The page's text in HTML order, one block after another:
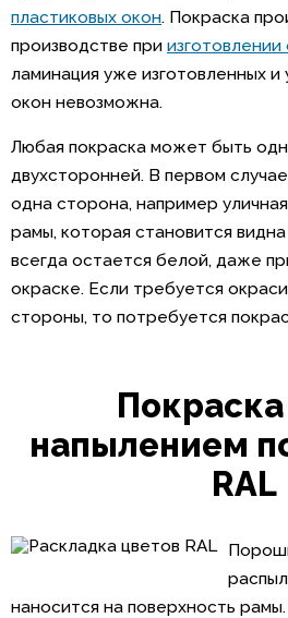
пластиковых окон. Покраска
производстве при изготовлении
ламинация уже изготовленных и
окон невозможна.
Любая покраска может быть
двухсторонней. В первом
одна сторона, например
рамы, которая становится
всегда остается белой, даже
окраске. Если требуется
стороны, то потребуется
напылением
RAL
наносится на поверхность